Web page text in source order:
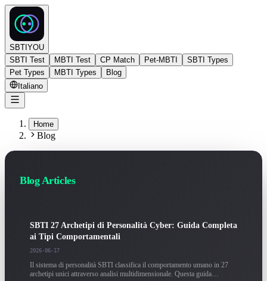
SBTIYOU
SBTI Test
MBTI Test CP Match Pet-MBTI
SBTI Types
Pet Types
MBTI Types
Blog
Italiano
Home
Blog
Blog Articles
SBTI 27 Archetipi di Personalità Cyber: Guida Completa
ai Tipi Comportamentali
2026-06-17
Il sistema di personalità SBTI classifica il comportamento umano in 27
archetipi unici attraverso analisi multidimensionale. Questa guida